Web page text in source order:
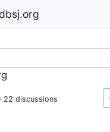
22 discussions